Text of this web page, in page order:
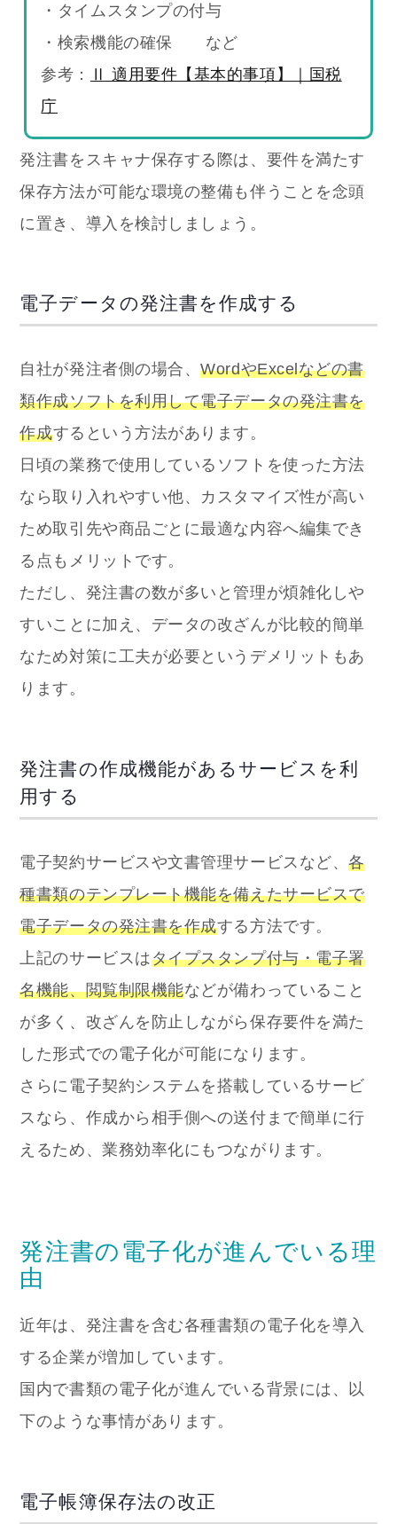
・タイムスタンプの付与
・検索機能の確保 など
参考：
Ⅱ 適用要件【基本的事項】｜国税
庁
発注書をスキャナ保存する際は、要件を満たす
保存方法が可能な環境の整備も伴うことを念頭
に置き、導入を検討しましょう。
電子データの発注書を作成する
自社が発注者側の場合、WordやExcelなどの書
類作成ソフトを利用して電子データの発注書を
作成するという方法があります。
日頃の業務で使用しているソフトを使った方法
なら取り入れやすい他、カスタマイズ性が高い
ため取引先や商品ごとに最適な内容へ編集でき
る点もメリットです。
ただし、発注書の数が多いと管理が煩雑化しや
すいことに加え、データの改ざんが比較的簡単
なため対策に工夫が必要というデメリットもあ
ります。
発注書の作成機能があるサービスを利
用する
電子契約サービスや文書管理サービスなど、各
種書類のテンプレート機能を備えたサービスで
電子データの発注書を作成する方法です。
上記のサービスはタイプスタンプ付与・電子署
名機能、閲覧制限機能などが備わっていること
が多く、改ざんを防止しながら保存要件を満た
した形式での電子化が可能になります。
さらに電子契約システムを搭載しているサービ
スなら、作成から相手側への送付まで簡単に行
えるため、業務効率化にもつながります。
発注書の電子化が進んでいる理
由
近年は、発注書を含む各種書類の電子化を導入
する企業が増加しています。
国内で書類の電子化が進んでいる背景には、以
下のような事情があります。
電子帳簿保存法の改正